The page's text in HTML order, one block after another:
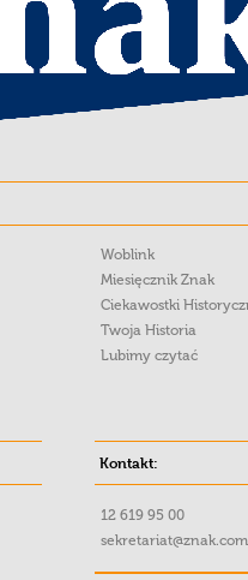
Woblink
Miesięcznik Znak
Ciekawostki
Twoja Historia
Lubimy czytać
Kontakt:
12 619 95 00